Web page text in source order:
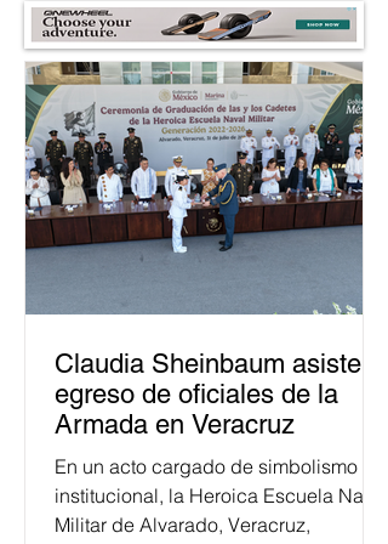
Claudia Sheinbaum asiste a
egreso de oficiales de la
Armada en Veracruz
En un acto cargado de simbolismo
institucional, la Heroica Escuela Naval
Militar de Alvarado, Veracruz,